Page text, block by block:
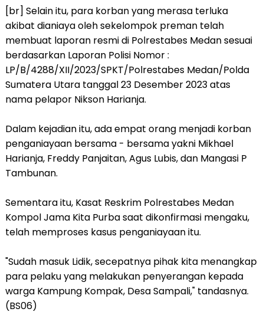
[br] Selain itu, para korban yang merasa terluka
akibat dianiaya oleh sekelompok preman telah
membuat laporan resmi di Polrestabes Medan sesuai
berdasarkan Laporan Polisi Nomor :
LP/B/4288/XII/2023/SPKT/Polrestabes Medan/Polda
Sumatera Utara tanggal 23 Desember 2023 atas
nama pelapor Nikson Harianja.
Dalam kejadian itu, ada empat orang menjadi korban
penganiayaan bersama - bersama yakni Mikhael
Harianja, Freddy Panjaitan, Agus Lubis, dan Mangasi P
Tambunan.
Sementara itu, Kasat Reskrim Polrestabes Medan
Kompol Jama Kita Purba saat dikonfirmasi mengaku,
telah memproses kasus penganiayaan itu.
"Sudah masuk Lidik, secepatnya pihak kita menangkap
para pelaku yang melakukan penyerangan kepada
warga Kampung Kompak, Desa Sampali," tandasnya.
(BS06)